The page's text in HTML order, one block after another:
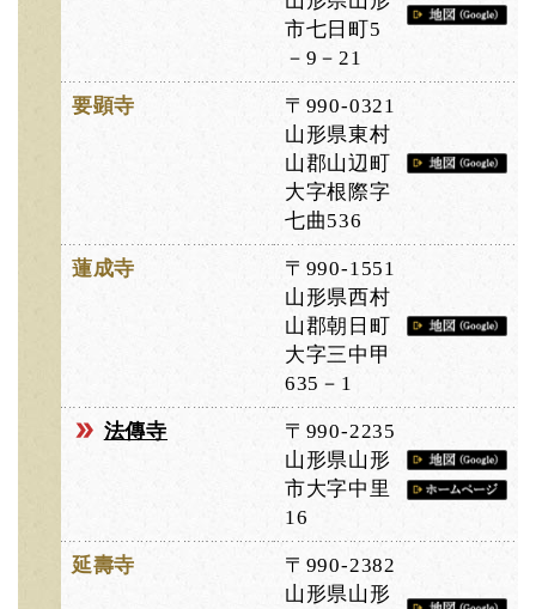
市七日町5
－9－21
要顕寺
〒990-0321
山形県東村
山郡山辺町
大字根際字
七曲536
蓮成寺
〒990-1551
山形県西村
山郡朝日町
大字三中甲
635－1
法傳寺
〒990-2235
山形県山形
市大字中里
16
延壽寺
〒990-2382
山形県山形